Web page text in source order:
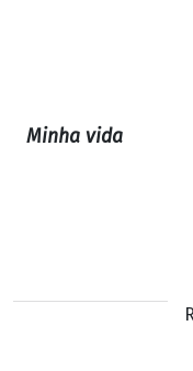
Minha vida